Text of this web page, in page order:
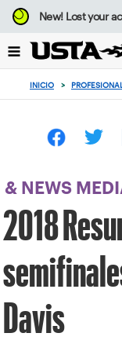
Enfoque
desde
botón
volver
principio
New!Lost your
INICIO >
& NEWS
2018
Davis